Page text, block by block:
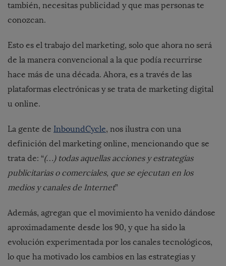
también, necesitas publicidad y que mas personas te
conozcan.
Esto es el trabajo del marketing, solo que ahora no será
de la manera convencional a la que podía recurrirse
hace más de una década. Ahora, es a través de las
plataformas electrónicas y se trata de marketing digital
u online.
La gente de InboundCycle, nos ilustra con una
definición del marketing online, mencionando que se
trata de: “(…) todas aquellas acciones y estrategias
publicitarias o comerciales, que se ejecutan en los
medios y canales de Internet”
Además, agregan que el movimiento ha venido dándose
aproximadamente desde los 90, y que ha sido la
evolución experimentada por los canales tecnológicos,
lo que ha motivado los cambios en las estrategias y